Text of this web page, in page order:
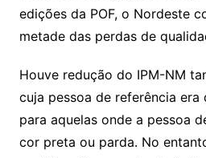
edições da POF, o Nordeste
metade das perdas de
Houve redução do IPM-NM
cuja pessoa de referência
para aquelas onde a pessoa
cor preta ou parda. No